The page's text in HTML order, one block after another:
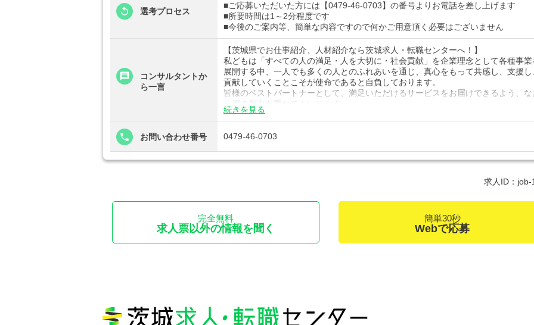
選考プロセス
■ご応募いただいた方には【0479-46-0703】の番号よりお電話を差し上げます
■所要時間は1～2分程度です
■今後のご案内等、簡単な内容ですので何かご用意頂く必要はございません
コンサルタントか
ら一言
【茨城県でお仕事紹介、人材紹介なら茨城求人・転職センターへ！】
私どもは「すべての人の満足・人を大切に・社会貢献」を企業理念として各種事業
展開する中、一人でも多くの人とのふれあいを通じ、真心をもって共感し、支援し
貢献していくことこそが使命であると自負しております。
皆様のベストパートナーとして、満足いただけるサービスをお届けできるよう、な
一層の努力を重ねてまいります。
気になる案件があればぜひご連絡ください！
続きを見る
お問い合わせ番号 0479-46-0703
求人ID：job-
完全無料
求人票以外の情報を聞く
簡単30秒
Webで応募